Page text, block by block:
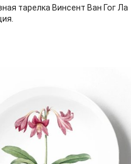
тарелка Винсент Ван Гог Ла